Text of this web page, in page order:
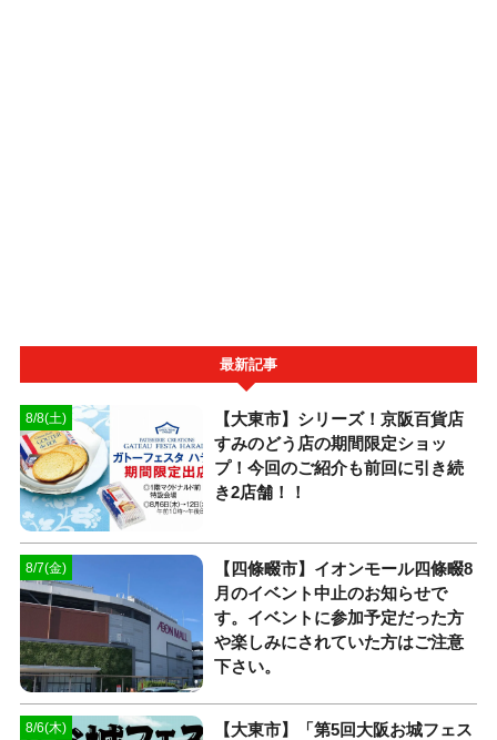
最新記事
8/8(土)
【大東市】シリーズ！京阪百貨店
すみのどう店の期間限定ショッ
プ！今回のご紹介も前回に引き続
き2店舗！！
8/7(金)
【四條畷市】イオンモール四條畷8
月のイベント中止のお知らせで
す。イベントに参加予定だった方
や楽しみにされていた方はご注意
下さい。
8/6(木)
【大東市】「第5回大阪お城フェス